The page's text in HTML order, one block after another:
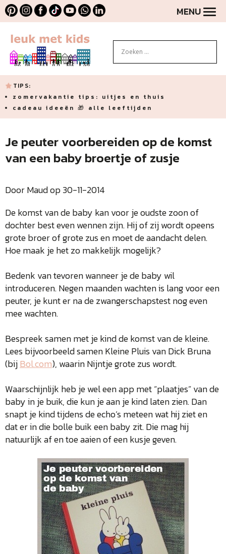
MENU
TIPS:
zomervakantie tips: uitjes en thuis
cadeau ideeën 🎁 alle leeftijden
Je peuter voorbereiden op de komst
van een baby broertje of zusje
Door Maud op 30-11-2014
De komst van de baby kan voor je oudste zoon of
dochter best even wennen zijn. Hij of zij wordt opeens
grote broer of grote zus en moet de aandacht delen.
Hoe maak je het zo makkelijk mogelijk?
Bedenk van tevoren wanneer je de baby wil
introduceren. Negen maanden wachten is lang voor een
peuter, je kunt er na de zwangerschapstest nog even
mee wachten.
Bespreek samen met je kind de komst van de kleine.
Lees bijvoorbeeld samen Kleine Pluis van Dick Bruna
(bijBol.com), waarin Nijntje grote zus wordt.
Waarschijnlijk heb je wel een app met “plaatjes” van de
baby in je buik, die kun je aan je kind laten zien. Dan
snapt je kind tijdens de echo’s meteen wat hij ziet en
dat er in die bolle buik een baby zit. Die mag hij
natuurlijk af en toe aaien of een kusje geven.